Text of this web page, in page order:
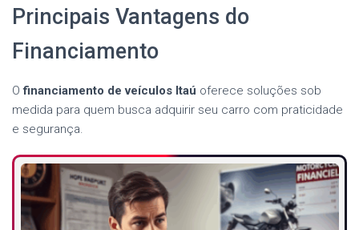
Principais Vantagens do
Financiamento
Ofinanciamento de veículos Itaú oferece soluções sob
medida para quem busca adquirir seu carro com praticidade
e segurança.